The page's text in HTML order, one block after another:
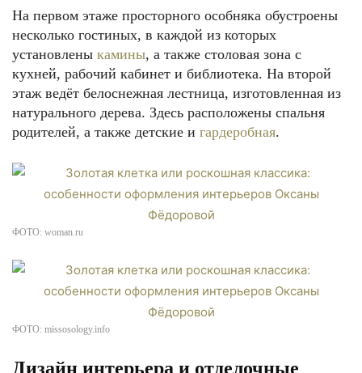
На первом этаже просторного особняка обустроены
несколько гостиных, в каждой из которых
установлены камины, а также столовая зона с
кухней, рабочий кабинет и библиотека. На второй
этаж ведёт белоснежная лестница, изготовленная из
натурального дерева. Здесь расположены спальня
родителей, а также детские и гардеробная.
ФОТО: woman.ru
ФОТО: missosology.info
Дизайн интерьера и отделочные